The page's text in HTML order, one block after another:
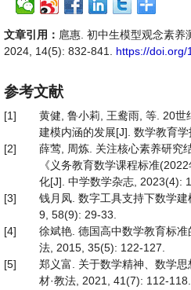
文章引用： 扈惠. 初中生模型观念素养
2024, 14(5): 832-841. https://doi.org/
参考文献
[1]
黄健, 鲁小莉, 王鸯雨, 等. 20
建模内涵的发展[J]. 数学教育
[2]
薛莺, 周炼. 关注核心素养研
《义务教育数学课程标准
化[J]. 中学数学杂志, 2023(4):
[3]
钱月凤. 数字工具支持下数学
9, 58(9): 29-33.
[4]
徐斌艳. 德国高中数学教育标准
法, 2015, 35(5): 122-127.
[5]
郑义富. 关于数学精神、数学
材·教法, 2021, 41(7): 112-118.